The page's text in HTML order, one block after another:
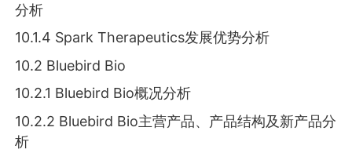
分析
10.1.4 Spark Therapeutics发展优势分析
10.2 Bluebird Bio
10.2.1 Bluebird Bio概况分析
10.2.2 Bluebird Bio主营产品、产品结构及新产品分
析